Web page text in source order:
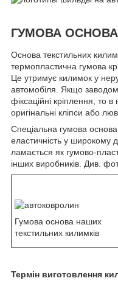
ГУМОВА ОСНОВА
Основа текстильних
термопластична гумова
Це утримує килимок у
автомобіля. Якщо
фіксаційні кріплення, то
оригінальні кліпси або
Спеціальна гумова
еластичність у широкому
ламається як гумово-
інших виробників. Див.
Гумова основа наших
текстильних килимків
Термін виготовлення